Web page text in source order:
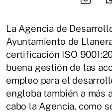
La Agencia de
Ayuntamiento de
certificación ISO
buena gestión de las
empleo para el
engloba también a más
cabo la Agencia, como